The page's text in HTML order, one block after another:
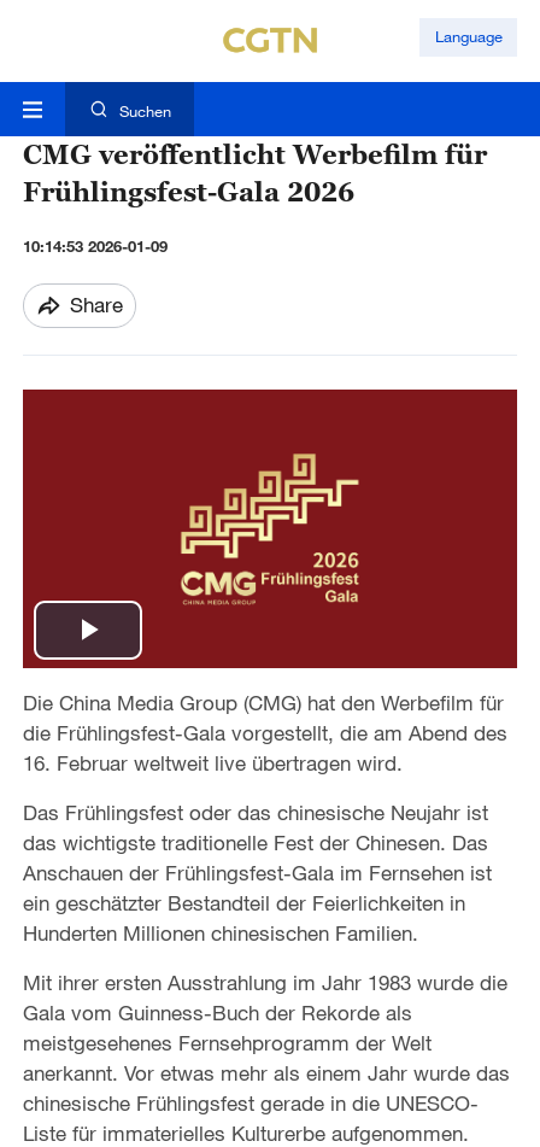
Language
Suchen
CMG veröffentlicht Werbefilm für
Frühlingsfest-Gala 2026
10:14:53 2026-01-09
Share
P
l
a
y
V
i
d
e
o
Die China Media Group (CMG) hat den Werbefilm für
die Frühlingsfest-Gala vorgestellt, die am Abend des
16. Februar weltweit live übertragen wird.
Das Frühlingsfest oder das chinesische Neujahr ist
das wichtigste traditionelle Fest der Chinesen. Das
Anschauen der Frühlingsfest-Gala im Fernsehen ist
ein geschätzter Bestandteil der Feierlichkeiten in
Hunderten Millionen chinesischen Familien.
Mit ihrer ersten Ausstrahlung im Jahr 1983 wurde die
Gala vom Guinness-Buch der Rekorde als
meistgesehenes Fernsehprogramm der Welt
anerkannt. Vor etwas mehr als einem Jahr wurde das
chinesische Frühlingsfest gerade in die UNESCO-
Liste für immaterielles Kulturerbe aufgenommen.